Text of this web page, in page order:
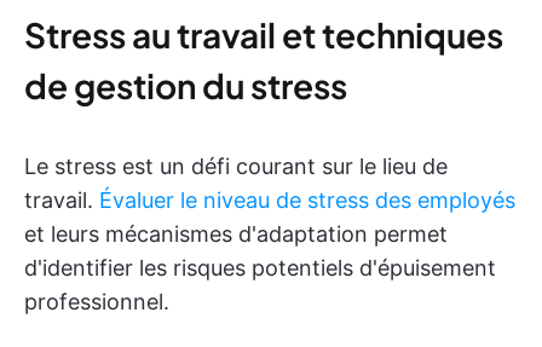
Stress au travail et techniques
de gestion du stress
Le stress est un défi courant sur le lieu de
travail. Évaluer le niveau de stress des employés
et leurs mécanismes d'adaptation permet
d'identifier les risques potentiels d'épuisement
professionnel.